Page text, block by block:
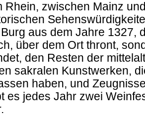
Rhein, zwischen Mainz
aus dem Jahre 1327,
über dem Ort thront,
den Resten der
sakralen Kunstwerken,
haben, und
es jedes Jahr zwei